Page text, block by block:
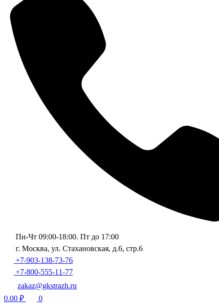
Пн-Чт 09:00-18:00. Пт до 17:00
г. Москва, ул. Стахановская, д.6, стр.6
+7-903-138-73-76
+7-800-555-11-77
zakaz@gkstrazh.ru
0.00 ₽ 0